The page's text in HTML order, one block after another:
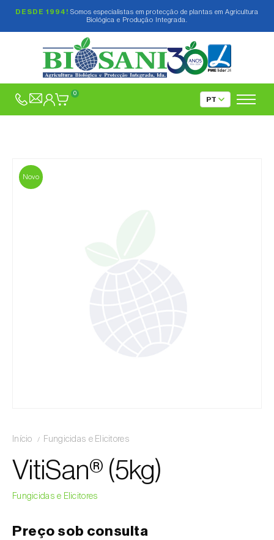
DESDE 1994! Somos especialistas em protecção de plantas em Agricultura
Biológica e Produção Integrada.
0
Novo
Início Fungicidas e Elicitores
VitiSan® (5kg)
Fungicidas e Elicitores
Preço sob consulta